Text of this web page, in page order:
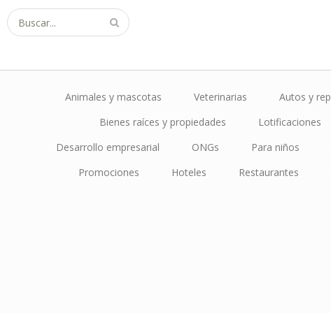
Buscar...
Animales y mascotas Veterinarias Autos y
Bienes raíces y propiedades
Lotificaciones
Desarrollo empresarial
ONGs Para niños
Promociones
Hoteles Restaurantes